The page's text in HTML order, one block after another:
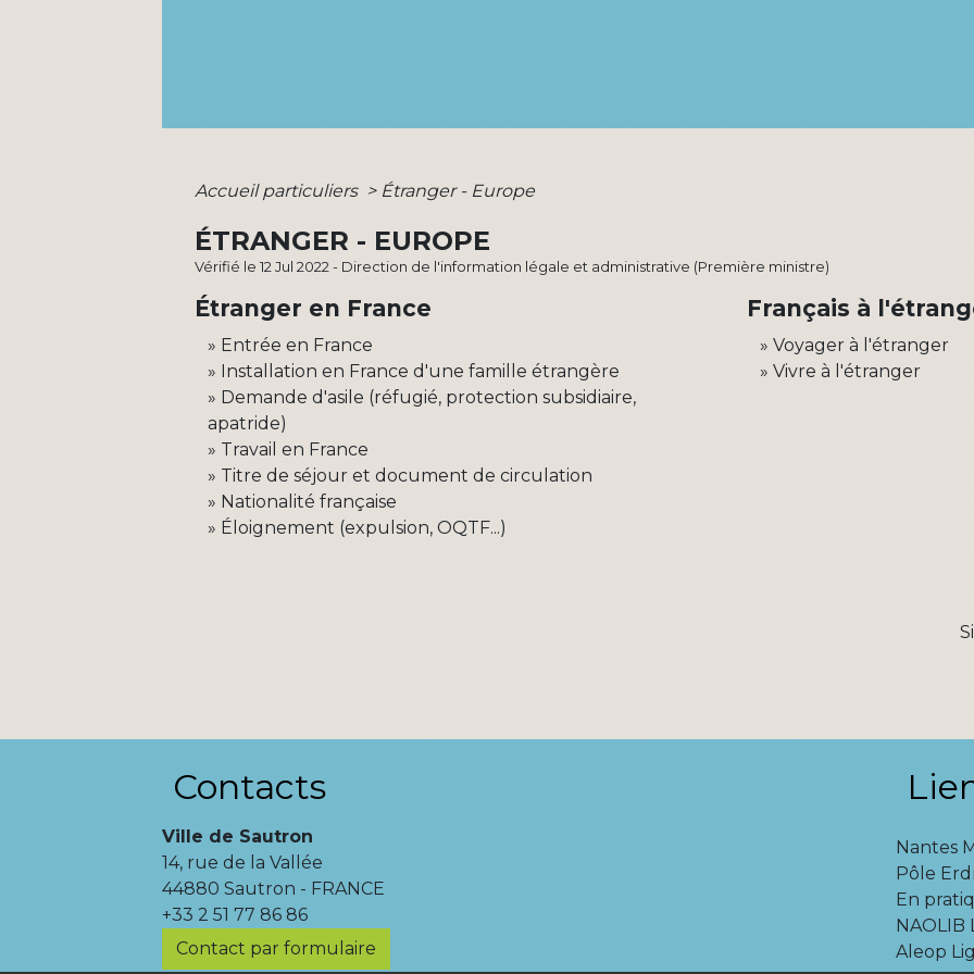
Accueil particuliers > Étranger - Europe
ÉTRANGER - EUROPE
Vérifié le 12 Jul 2022 - Direction de l'information légale et administrative (Première ministre)
Étranger en France
Entrée en France
Installation en France d'une famille étrangère
Demande d'asile (réfugié, protection subsidiaire,
apatride)
Travail en France
Titre de séjour et document de circulation
Nationalité française
Éloignement (expulsion, OQTF...)
Français à
Voyager à l'étranger
Vivre à l'étranger
Contacts
Ville de Sautron
14, rue de la Vallée
44880 Sautron - FRANCE
+33 2 51 77 86 86
Contact par formulaire
Nantes
Pôle
En
NAOLIB
Aleop